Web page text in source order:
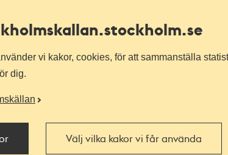
.stockholm.se
vi kakor, cookies, för att sammanställa
dig.
Välj vilka kakor vi får använda